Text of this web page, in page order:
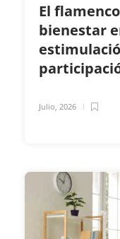
El
bienestar
Julio, 2026